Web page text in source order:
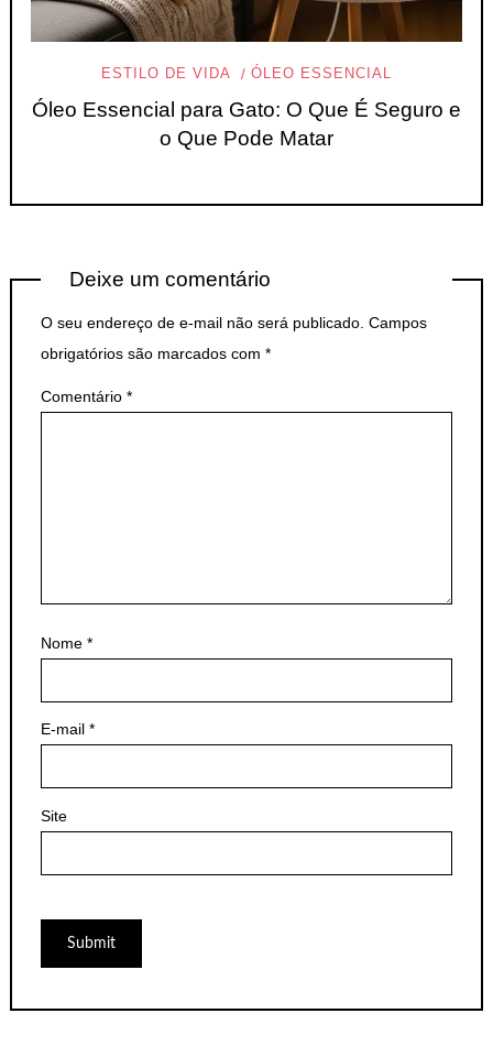
ESTILO DE VIDA ÓLEO ESSENCIAL
Óleo Essencial para Gato: O Que É Seguro e
o Que Pode Matar
Deixe um comentário
O seu endereço de e-mail não será publicado. Campos
obrigatórios são marcados com *
Comentário *
Nome *
E-mail *
Site